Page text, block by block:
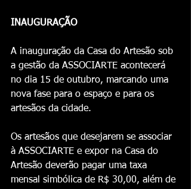
INAUGURAÇÃO
A inauguração da Casa do Artesão sob
a gestão da ASSOCIARTE acontecerá
no dia 15 de outubro, marcando uma
nova fase para o espaço e para os
artesãos da cidade.
Os artesãos que desejarem se associar
à ASSOCIARTE e expor na Casa do
Artesão deverão pagar uma taxa
mensal simbólica de R$ 30,00, além de